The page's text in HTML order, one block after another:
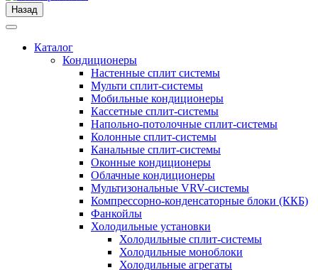
Назад
Каталог
Кондиционеры
Настенные сплит системы
Мульти сплит-системы
Мобильные кондиционеры
Кассетные сплит-системы
Напольно-потолочные сплит-системы
Колонные сплит-системы
Канальные сплит-системы
Оконные кондиционеры
Облачные кондиционеры
Мультизональные VRV-системы
Компрессорно-конденсаторные блоки (ККБ)
Фанкойлы
Холодильные установки
Холодильные сплит-системы
Холодильные моноблоки
Холодильные агрегаты